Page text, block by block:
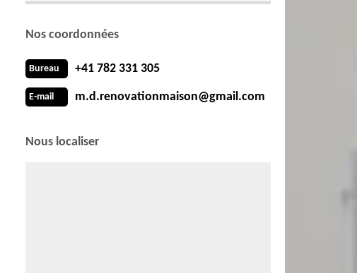
Nos coordonnées
Bureau +41 782 331 305
E-mail m.d.renovationmaison@gmail.com
Nous localiser